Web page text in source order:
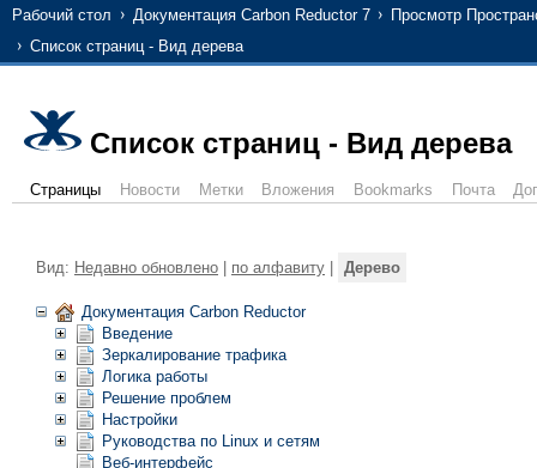
Рабочий стол Документация Carbon Reductor 7
Просмотр
Список страниц - Вид дерева
Список страниц - Вид дерева
Страницы Новости Метки Вложения Bookmarks Почта
Вид: Недавно обновлено по алфавиту Дерево
Документация Carbon Reductor
Введение
Зеркалирование трафика
Логика работы
Решение проблем
Настройки
Руководства по Linux и сетям
Веб-интерфейс